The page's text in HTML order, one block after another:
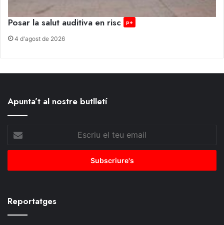
Posar la salut auditiva en risc p+
4 d'agost de 2026
Apunta’t al nostre butlletí
teu
Reportatges